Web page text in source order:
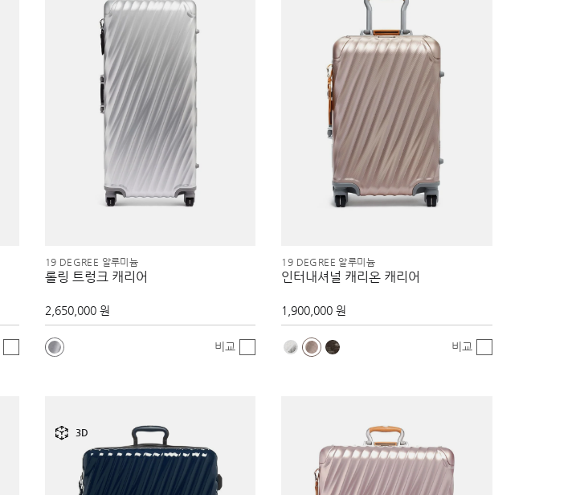
19 DEGREE 알루미늄
롤링 트렁크 캐리어
2,650,000 원
비교
19 DEGREE 알루미늄
인터내셔널 캐리온 캐리어
1,900,000 원
비교
3D